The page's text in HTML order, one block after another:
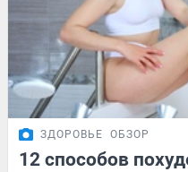
ЗДОРОВЬЕ ОБЗОР
12 способов